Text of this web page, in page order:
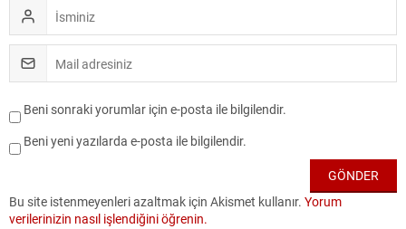
Beni sonraki yorumlar için e-posta ile bilgilendir.
Beni yeni yazılarda e-posta ile bilgilendir.
Bu site istenmeyenleri azaltmak için Akismet kullanır. Yorum
verilerinizin nasıl işlendiğini öğrenin.